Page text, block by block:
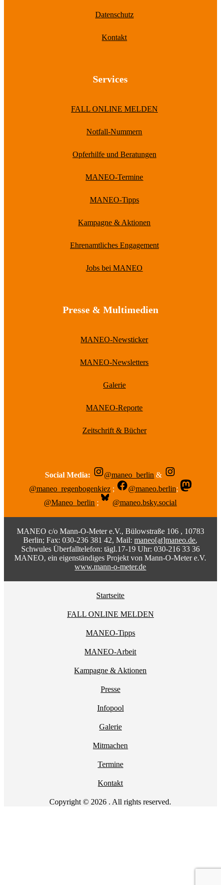
Datenschutz
Kontakt
Services
FALL ONLINE MELDEN
Notfall-Nummern
Opferhilfe und Beratungen
MANEO-Termine
MANEO-Tipps
Kampagne & Aktionen
Ehrenamtliches Engagement
Jobs bei MANEO
Presse & Multimedien
MANEO-Newsticker
MANEO-Newsletters
Galerie
MANEO-Reporte
Zeitschrift & Bücher
Social Media: @maneo_berlin &
@maneo_regenbogenkiez ; @maneo.berlin;
@Maneo_berlin ; @maneo.bsky.social
MANEO c/o Mann-O-Meter e.V., Bülowstraße 106 , 10783
Berlin; Fax: 030-236 381 42, Mail:maneo[at]maneo.de,
Schwules Überfalltelefon: tägl.17-19 Uhr: 030-216 33 36
MANEO, ein eigenständiges Projekt von Mann-O-Meter e.V.
www.mann-o-meter.de
Startseite
FALL ONLINE MELDEN
MANEO-Tipps
MANEO-Arbeit
Kampagne & Aktionen
Presse
Infopool
Galerie
Mitmachen
Termine
Kontakt
Copyright © 2026 . All rights reserved.